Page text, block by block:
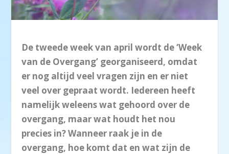
De tweede week van april wordt de ‘Week
van de Overgang’ georganiseerd, omdat
er nog altijd veel vragen zijn en er niet
veel over gepraat wordt. Iedereen heeft
namelijk weleens wat gehoord over de
overgang, maar wat houdt het nou
precies in? Wanneer raak je in de
overgang, hoe komt dat en wat zijn de